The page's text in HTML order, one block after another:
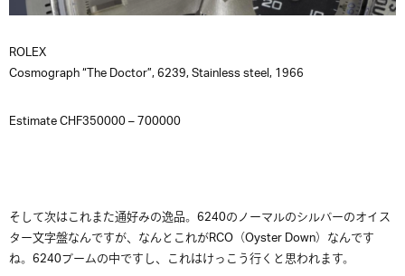
ROLEX
Cosmograph “The Doctor”, 6239, Stainless steel, 1966
Estimate CHF350000 – 700000
そして次はこれまた通好みの逸品。6240のノーマルのシルバーのオイス
ター文字盤なんですが、なんとこれがRCO（Oyster Down）なんです
ね。6240ブームの中ですし、これはけっこう行くと思われます。